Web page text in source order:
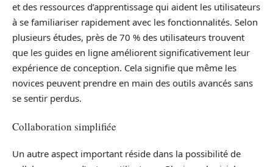
et des ressources d’apprentissage qui aident les utilisateurs
à se familiariser rapidement avec les fonctionnalités. Selon
plusieurs études, près de 70 % des utilisateurs trouvent
que les guides en ligne améliorent significativement leur
expérience de conception. Cela signifie que même les
novices peuvent prendre en main des outils avancés sans
se sentir perdus.
Collaboration simplifiée
Un autre aspect important réside dans la possibilité de